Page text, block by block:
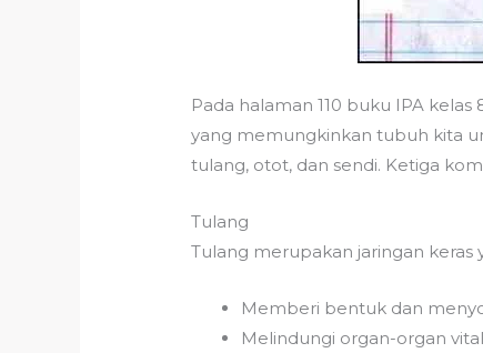
Pada halaman 110 buku IPA
yang memungkinkan tubuh kita
tulang, otot, dan sendi. Ketiga
Tulang
Tulang merupakan jaringan
Memberi bentuk dan
Melindungi organ-organ